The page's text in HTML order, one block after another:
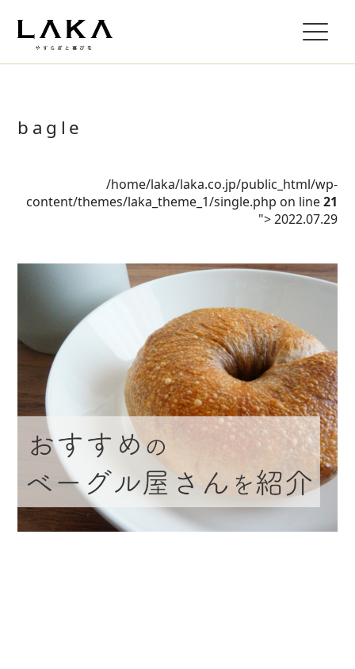
bagle
/home/laka/laka.co.jp/public_html/wp-
content/themes/laka_theme_1/single.php on line21
">2022.07.29